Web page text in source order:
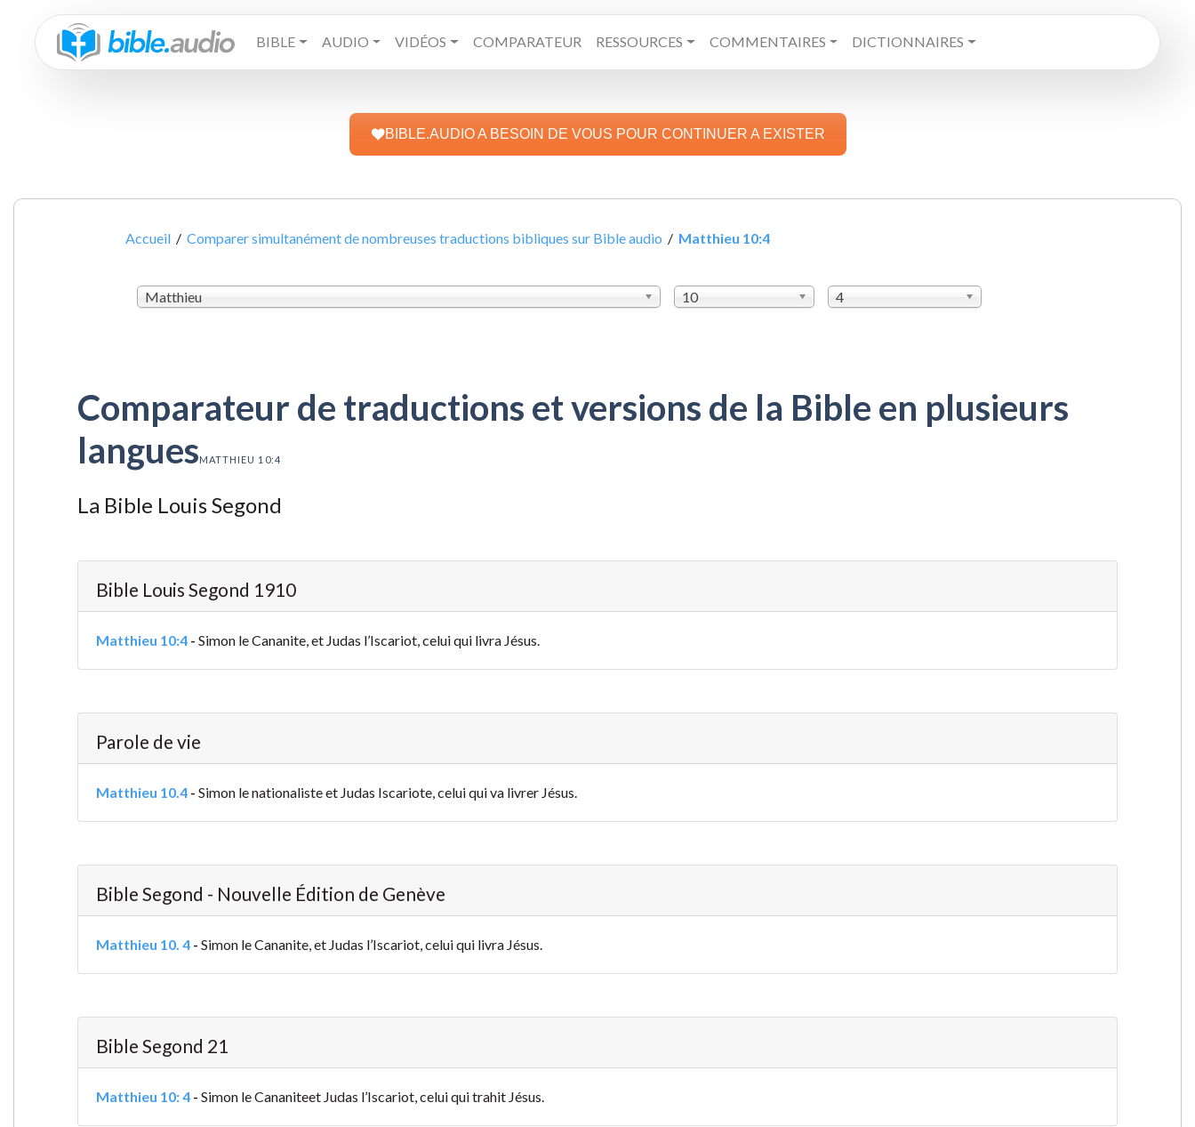
BIBLE AUDIO VIDÉOS COMPARATEUR RESSOURCES COMMENTAIRES DICTIONNAIRES
BIBLE.AUDIO A BESOIN DE VOUS POUR CONTINUER A EXISTER
Accueil /Comparer simultanément de nombreuses traductions bibliques sur Bible audio / Matthieu 10:4
Matthieu 10 4
Comparateur de traductions et versions de la Bible en plusieurs
languesMATTHIEU 10:4
La Bible Louis Segond
Bible Louis Segond 1910
Matthieu 10:4- Simon le Cananite, et Judas l’Iscariot, celui qui livra Jésus.
Parole de vie
Matthieu 10.4- Simon le nationaliste et Judas Iscariote, celui qui va livrer Jésus.
Bible Segond - Nouvelle Édition de Genève
Matthieu 10. 4- Simon le Cananite, et Judas l’Iscariot, celui qui livra Jésus.
Bible Segond 21
Matthieu 10: 4- Simon le Cananiteet Judas l’Iscariot, celui qui trahit Jésus.